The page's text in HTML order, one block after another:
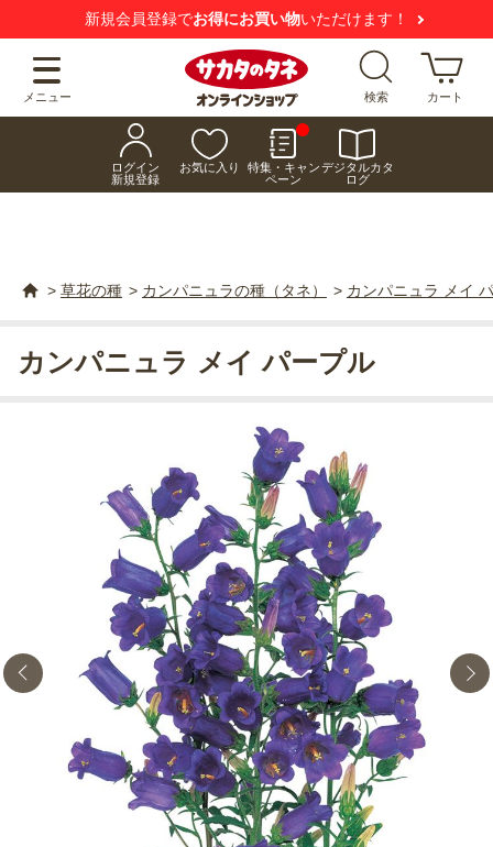
新規会員登録でお得にお買い物いただけます！
メニュー 検索 カート
ログイン
新規登録
お気に入り
特集・キャン
ペーン
デジタルカタ
ログ
> 草花の種 > カンパニュラの種（タネ） > カンパニュラ メイ
カンパニュラ メイ パープル